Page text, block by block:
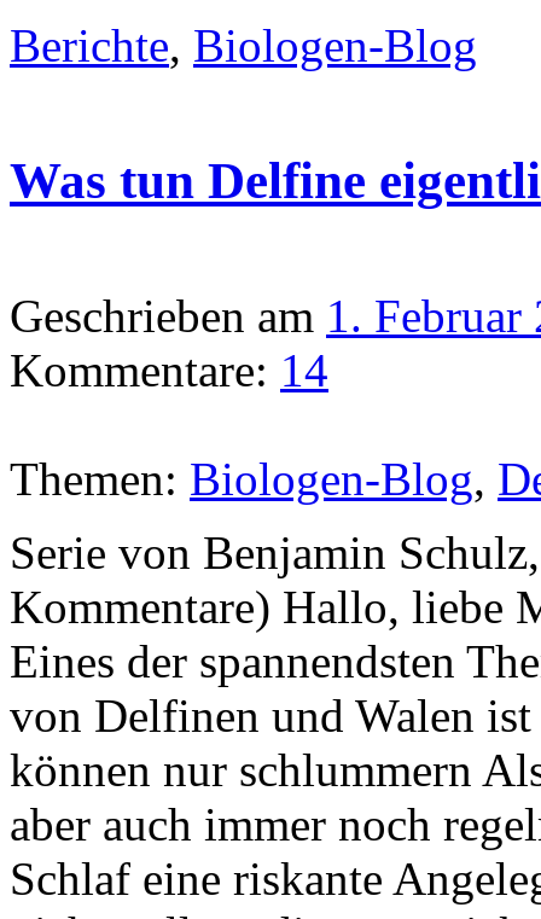
Berichte, Biologen-Blog
Was tun Delfine
Geschrieben am 1. Februar
Kommentare: 14
Themen: Biologen-Blog,
Serie von Benjamin
Kommentare) Hallo, liebe
Eines der spannendsten
von Delfinen und Walen
können nur schlummern
aber auch immer noch
Schlaf eine riskante